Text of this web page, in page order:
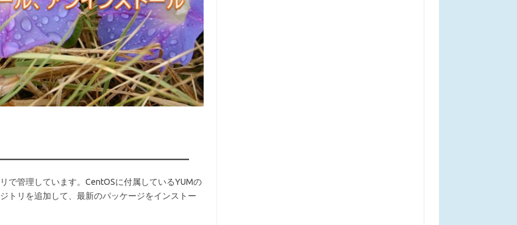
で管理しています。CentOSに付属しているYUMの
トリを追加して、最新のパッケージをインストー